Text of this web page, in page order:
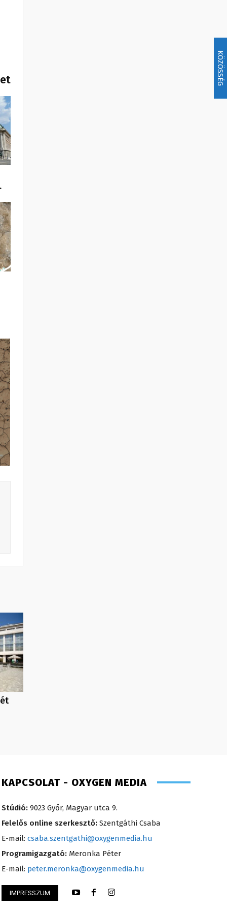
KÖZÖSSÉG
– 2008
KAPCSOLAT - OXYGEN MEDIA
Stúdió: 9023 Győr, Magyar utca 9.
Felelős online szerkesztő: Szentgáthi Csaba
E-mail: csaba.szentgathi@oxygenmedia.hu
Programigazgató: Meronka Péter
E-mail: peter.meronka@oxygenmedia.hu
IMPRESSZUM